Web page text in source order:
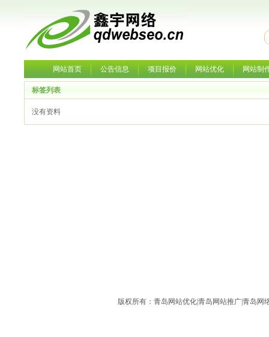
网站首页 公告信息 项目报价 网站优化 网站制
标签列表
没有资料
版权所有：青岛网站优化|青岛网站推广|青岛网